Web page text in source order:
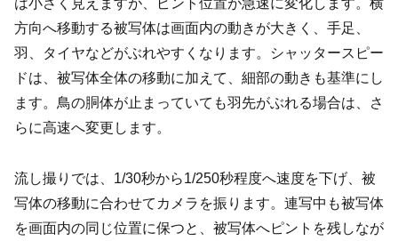
は小さく見えますが、ピント位置が急速に変化します。横
方向へ移動する被写体は画面内の動きが大きく、手足、
羽、タイヤなどがぶれやすくなります。シャッタースピー
ドは、被写体全体の移動に加えて、細部の動きも基準にし
ます。鳥の胴体が止まっていても羽先がぶれる場合は、さ
らに高速へ変更します。
流し撮りでは、1/30秒から1/250秒程度へ速度を下げ、被
写体の移動に合わせてカメラを振ります。連写中も被写体
を画面内の同じ位置に保つと、被写体へピントを残しなが